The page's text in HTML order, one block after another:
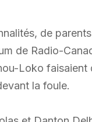
de
de Radio-
Loko faisaient
la foule.